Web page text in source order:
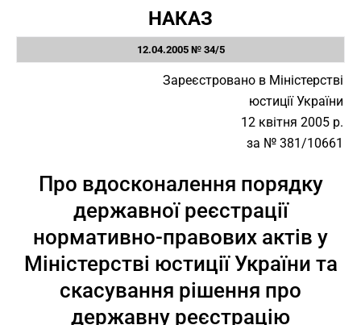
НАКАЗ
12.04.2005 № 34/5
Зареєстровано в Міністерстві
юстиції України
12 квітня 2005 р.
за № 381/10661
Про вдосконалення порядку
державної реєстрації
нормативно-правових актів у
Міністерстві юстиції України та
скасування рішення про
державну реєстрацію